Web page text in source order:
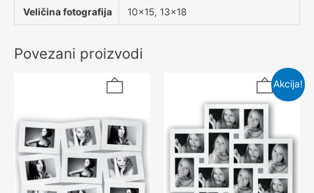
Veličina fotografija 10×15, 13×18
Povezani proizvodi
Akcija!